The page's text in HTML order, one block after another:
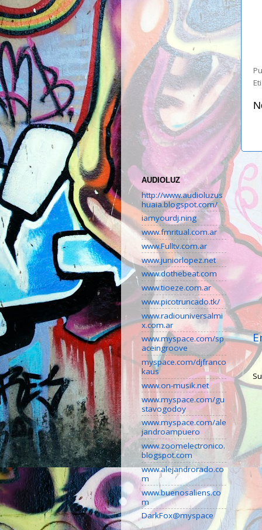
AUDIOLUZ
http://www.audioluzus
huaia.blogspot.com/
iamyourdj.ning
www.fmritual.com.ar
www.Fulltv.com.ar
www.juniorlopez.net
www.dothebeat.com
www.tioeze.com.ar
www.picotruncado.tk/
www.radiouniversalmi
x.com.ar
www.myspace.com/sp
aceingroove
myspace.com/djfranco
kaus
www.on-musik.net
www.myspace.com/gu
stavogodoy
www.myspace.com/ale
jandroampuero
www.zoomelectronico.
blogspot.com
www.alejandrorado.co
m
www.buenosaliens.co
m
DarkFox@myspace